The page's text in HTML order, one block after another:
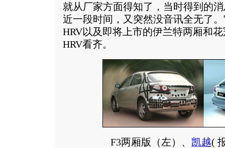
就从厂家方面得知了，当时得到的
近一段时间，又突然没音讯全无了
HRV以及即将上市的伊兰特两厢和
HRV看齐。
F3两厢版（左）、 凯越(